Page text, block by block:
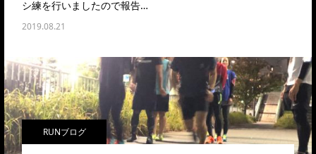
シ練を行いましたので報告…
2019.08.21
RUNブログ